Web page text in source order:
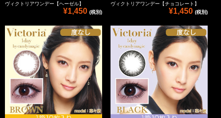
ヴィクトリアワンデー【ヘーゼル】
¥1,450 (税別)
ヴィクトリアワンデー【チョコレート】
¥1,450 (税別)